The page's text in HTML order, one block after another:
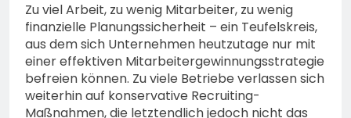
Zu viel Arbeit, zu wenig Mitarbeiter, zu wenig
finanzielle Planungssicherheit – ein Teufelskreis,
aus dem sich Unternehmen heutzutage nur mit
einer effektiven Mitarbeitergewinnungsstrategie
befreien können. Zu viele Betriebe verlassen sich
weiterhin auf konservative Recruiting-
Maßnahmen, die letztendlich jedoch nicht das